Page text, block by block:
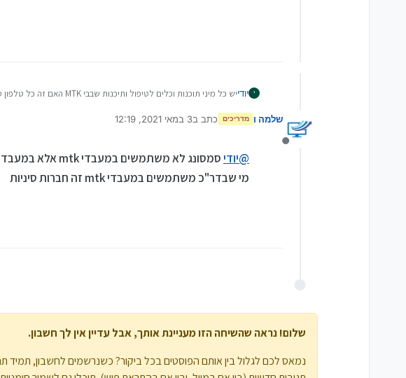
י יודייש כל מיני תוכנות וכלים לטיפול ותיכנות שבבי MTK האם זה כל טלפון סמסוונג או טלפונים ספציפים ?
מנותק
שלמה ו מדריכים כתב ב3 במאי 2021, 12:19
נערך לאחרונה על ידי
@יודיסמסונג לא משתמשים במעבדי mtk אלא במעבדים משלהם או של קוואלקום
מי שבדר"כ משתמשים במעבדי mtk זה חברות סיניות
שלום! נראה שהשיחה הזו מעניינת אותך, אבל עדיין אין לך חשבון.
נמאס לכם לגלול בין אותם הפוסטים בכל ביקור? כשנרשמים לחשבון, תמיד